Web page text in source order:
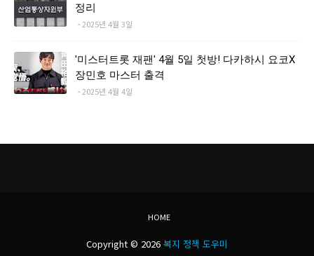
정리
2025년 4월 3일
'미스터트롯 재팬' 4월 5일 첫방! 다카하시 요코X
장민호 마스터 출격
2025년 4월 4일
HOME
Copyright © 2026 복지 정책 도우미